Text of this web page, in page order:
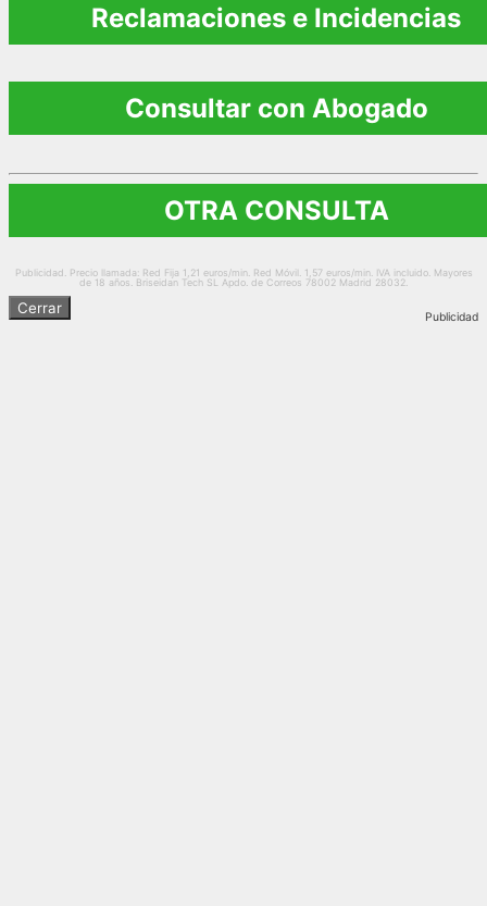
Reclamaciones e Incidencias
Consultar con Abogado
OTRA CONSULTA
Publicidad. Precio llamada: Red Fija 1,21 euros/min. Red Móvil. 1,57 euros/min. IVA incluido. Mayores
de 18 años. Briseidan Tech SL Apdo. de Correos 78002 Madrid 28032.
Publicidad
Cerrar